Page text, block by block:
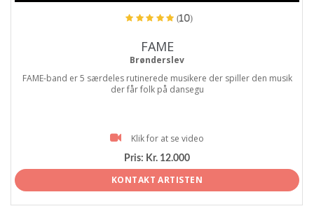
(10)
FAME
Brønderslev
FAME-band er 5 særdeles rutinerede musikere der spiller den musik
der får folk på dansegu
Klik for at se video
Pris: Kr. 12.000
KONTAKT ARTISTEN